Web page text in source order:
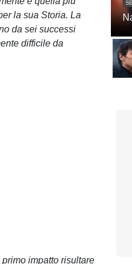
la sua Storia. La
da sei successi
difficile da
impatto risultare